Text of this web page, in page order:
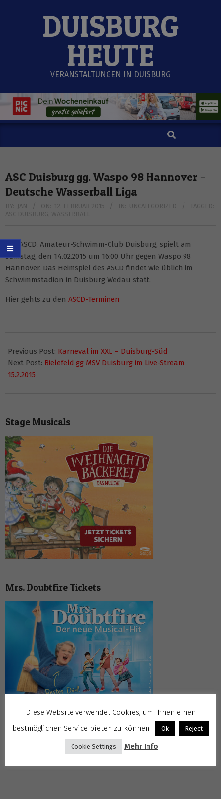
DUISBURG
HEUTE
VERANSTALTUNGEN IN DUISBURG
Search
ASC Duisburg gg. Waspo 98 Hannover –
Deutsche Wasserball Liga
BY: JAN ON: 12. FEBRUAR 2015 IN: UNCATEGORIZED
TAGGED:
ASC DUISBURG
WASSERBALL
Der ASCD, Amateur-Schwimm-Club Duisburg, spielt am
Samstag, den 14.02.2015 um 16:00 Uhr gegen Waspo 98
Hannover. Das Heimspiel des ASCD findet wie üblich im
Schwimmstadion in Duisburg Wedau statt.
Hier gehts zu den ASCD-Terminen
02-
12
Previous Post: Karneval im XXL – Duisburg-Süd
Next Post: Bielefeld gg MSV Duisburg im Live-Stream
15.2.2015
Stage Musicals
Mrs. Doubtfire Tickets
Gewinnspiele kostenlos seriös
Diese Website verwendet Cookies, um Ihnen einen
bestmöglichen Service bieten zu können.
Ok Reject
Cookie Settings Mehr Info